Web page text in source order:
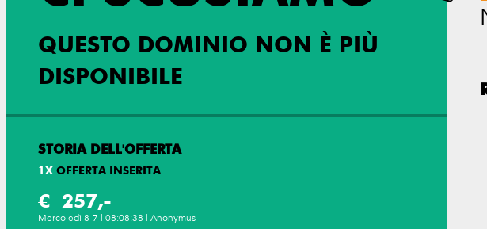
QUESTO DOMINIO NON È PIÙ
DISPONIBILE
STORIA DELL'OFFERTA
1 X OFFERTA INSERITA
€ 257,-
Mercoledì 8-7 | 08:08:38 | Anonymus